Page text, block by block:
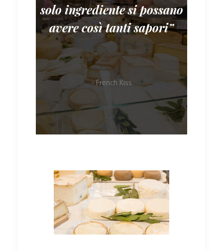
solo ingrediente si possano
avere così tanti sapori”
- French Kiss